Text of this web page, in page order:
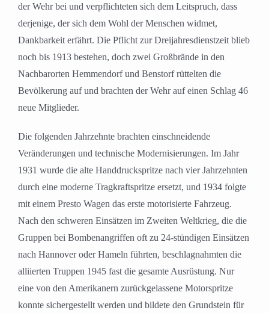
der Wehr bei und verpflichteten sich dem Leitspruch, dass
derjenige, der sich dem Wohl der Menschen widmet,
Dankbarkeit erfährt. Die Pflicht zur Dreijahresdienstzeit blieb
noch bis 1913 bestehen, doch zwei Großbrände in den
Nachbarorten Hemmendorf und Benstorf rüttelten die
Bevölkerung auf und brachten der Wehr auf einen Schlag 46
neue Mitglieder.
Die folgenden Jahrzehnte brachten einschneidende
Veränderungen und technische Modernisierungen. Im Jahr
1931 wurde die alte Handdruckspritze nach vier Jahrzehnten
durch eine moderne Tragkraftspritze ersetzt, und 1934 folgte
mit einem Presto Wagen das erste motorisierte Fahrzeug.
Nach den schweren Einsätzen im Zweiten Weltkrieg, die die
Gruppen bei Bombenangriffen oft zu 24-stündigen Einsätzen
nach Hannover oder Hameln führten, beschlagnahmten die
alliierten Truppen 1945 fast die gesamte Ausrüstung. Nur
eine von den Amerikanern zurückgelassene Motorspritze
konnte sichergestellt werden und bildete den Grundstein für